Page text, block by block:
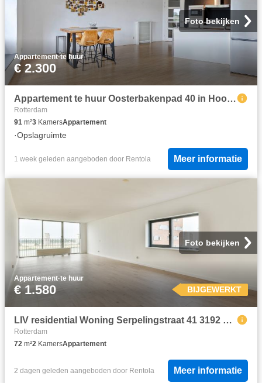
Foto bekijken
Appartement·te huur
€ 2.300
Appartement te huur Oosterbakenpad 40 in Hoogvliet Rotterdam voor € 2.300
Rotterdam
91 m²3 KamersAppartement
·Opslagruimte
1 week geleden aangeboden door Rentola Meer informatie
Foto bekijken
Appartement·te huur
€ 1.580 BIJGEWERKT
LIV residential Woning Serpelingstraat 41 3192 LB Hoogvliet Rotterdam in Hoogvliet Rotterdam hoogvliet rotterdam
Rotterdam
72 m²2 KamersAppartement
2 dagen geleden aangeboden door Rentola Meer informatie